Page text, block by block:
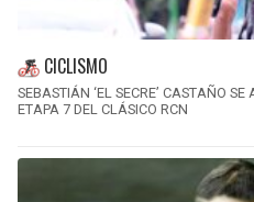
CICLISMO
SEBASTIÁN ‘EL SECRE’ CASTAÑO
ETAPA 7 DEL CLÁSICO RCN